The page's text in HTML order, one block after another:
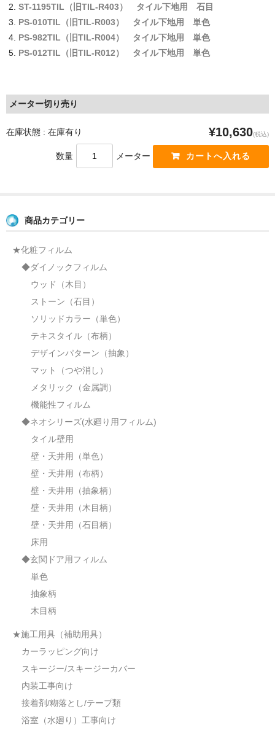
ST-1195TIL（旧TIL-R403） タイル下地用 石目
PS-010TIL（旧TIL-R003） タイル下地用 単色
PS-982TIL（旧TIL-R004） タイル下地用 単色
PS-012TIL（旧TIL-R012） タイル下地用 単色
メーター切り売り
在庫状態 : 在庫有り ¥10,630(税込)
数量 メーター
商品カテゴリー
★化粧フィルム
◆ダイノックフィルム
ウッド（木目）
ストーン（石目）
ソリッドカラー（単色）
テキスタイル（布柄）
デザインパターン（抽象）
マット（つや消し）
メタリック（金属調）
機能性フィルム
◆ネオシリーズ(水廻り用フィルム)
タイル壁用
壁・天井用（単色）
壁・天井用（布柄）
壁・天井用（抽象柄）
壁・天井用（木目柄）
壁・天井用（石目柄）
床用
◆玄関ドア用フィルム
単色
抽象柄
木目柄
★施工用具（補助用具）
カーラッピング向け
スキージー/スキージーカバー
内装工事向け
接着剤/糊落とし/テープ類
浴室（水廻り）工事向け